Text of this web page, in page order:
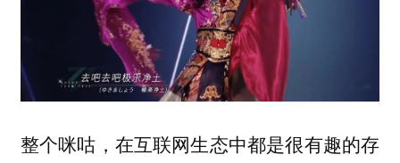
整个咪咕，在互联网生态中都是很有趣的存